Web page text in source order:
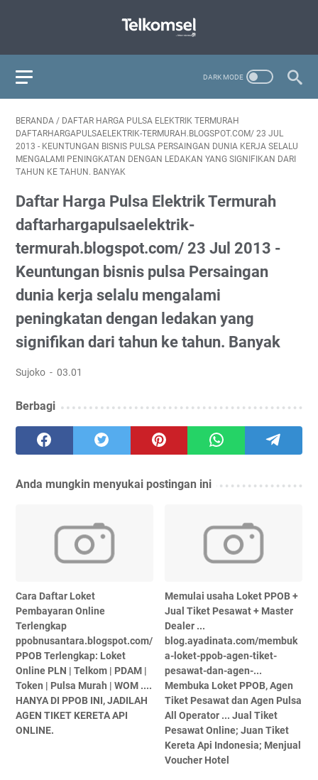
BERANDA / DAFTAR HARGA PULSA ELEKTRIK TERMURAH
DAFTARHARGAPULSAELEKTRIK-TERMURAH.BLOGSPOT.COM/‎ 23 JUL
2013 - KEUNTUNGAN BISNIS PULSA PERSAINGAN DUNIA KERJA SELALU
MENGALAMI PENINGKATAN DENGAN LEDAKAN YANG SIGNIFIKAN DARI
TAHUN KE TAHUN. BANYAK
Daftar Harga Pulsa Elektrik Termurah
daftarhargapulsaelektrik-
termurah.blogspot.com/‎ 23 Jul 2013 -
Keuntungan bisnis pulsa Persaingan
dunia kerja selalu mengalami
peningkatan dengan ledakan yang
signifikan dari tahun ke tahun. Banyak
Sujoko 03.01
Berbagi
Anda mungkin menyukai postingan ini
Cara Daftar Loket
Pembayaran Online
Terlengkap
ppobnusantara.blogspot.com/‎
PPOB Terlengkap: Loket
Online PLN | Telkom | PDAM |
Token | Pulsa Murah | WOM ....
HANYA DI PPOB INI, JADILAH
AGEN TIKET KERETA API
ONLINE.
Memulai usaha Loket PPOB +
Jual Tiket Pesawat + Master
Dealer ...
blog.ayadinata.com/membuk
a-loket-ppob-agen-tiket-
pesawat-dan-agen-...‎
Membuka Loket PPOB, Agen
Tiket Pesawat dan Agen Pulsa
All Operator ... Jual Tiket
Pesawat Online; Juan Tiket
Kereta Api Indonesia; Menjual
Voucher Hotel